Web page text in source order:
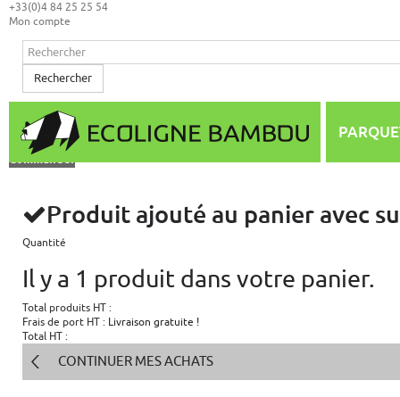
+33(0)4 84 25 25 54
Mon compte
Rechercher
Mon panier
Aucun produit
0,00 € Total
Commander
Produit ajouté au panier avec
Quantité
Il y a 1 produit dans votre panier.
Total produits HT :
Frais de port HT : Livraison gratuite !
Total HT :
CONTINUER MES ACHATS